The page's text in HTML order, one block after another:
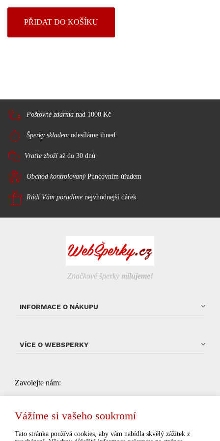
Poštovné zdarma nad 1000 Kč
Šperky skladem odesíláme ihned
Vraťte zbožíaž do 30 dnů
Obchod kontrolovanýPuncovním úřadem
Rádi Vám poradíme nejvhodnejší dárek
Značkové šperky milujeme!
INFORMACE O NÁKUPU
VÍCE O WEBSPERKY
Zavolejte nám:
Vážíme si vašeho soukromí
Tato stránka používá cookies, aby vám nabídla skvělý zážitek z